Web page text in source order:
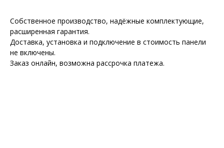
Собственное производство, надёжные комплектующие,
расширенная гарантия.
Доставка, установка и подключение в стоимость панели
не включены.
Заказ онлайн, возможна рассрочка платежа.